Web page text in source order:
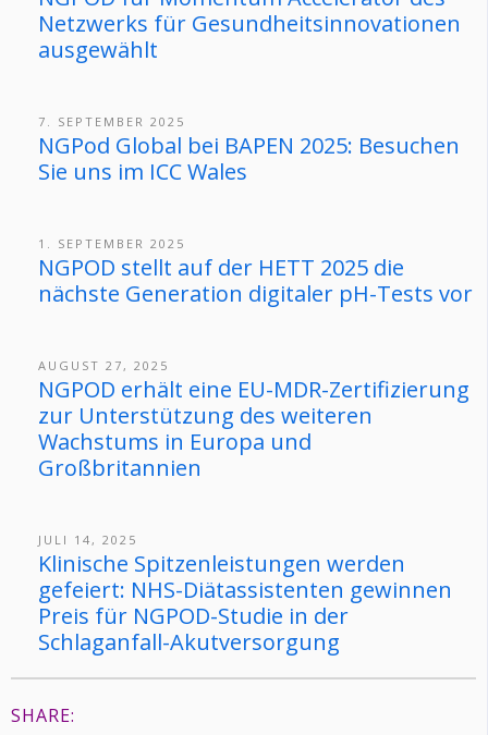
Netzwerks für Gesundheitsinnovationen
ausgewählt
7. SEPTEMBER 2025
NGPod Global bei BAPEN 2025: Besuchen
Sie uns im ICC Wales
1. SEPTEMBER 2025
NGPOD stellt auf der HETT 2025 die
nächste Generation digitaler pH-Tests vor
AUGUST 27, 2025
NGPOD erhält eine EU-MDR-Zertifizierung
zur Unterstützung des weiteren
Wachstums in Europa und
Großbritannien
JULI 14, 2025
Klinische Spitzenleistungen werden
gefeiert: NHS-Diätassistenten gewinnen
Preis für NGPOD-Studie in der
Schlaganfall-Akutversorgung
SHARE: